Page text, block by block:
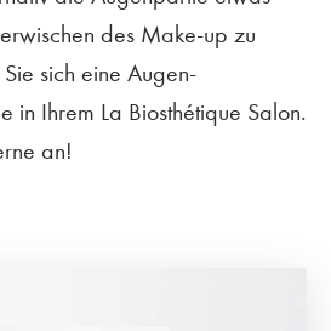
des Make-up zu
sich eine Augen-
in Ihrem La Biosthétique Salon.
an!